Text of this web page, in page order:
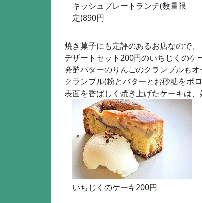
キッシュプレートランチ(数量限
定)890円
焼き菓子にも定評のあるお店なので、
デザートセット200円のいちじくのケ
発酵バターのりんごのクランブルもオ
クランブル(粉とバターとお砂糖をポ
表面を香ばしく焼き上げたケーキは、
いちじくのケーキ200円